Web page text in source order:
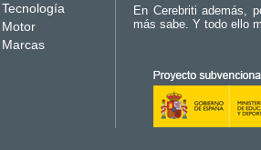
Tecnología
Motor
Marcas
En Cerebriti además,
más sabe. Y todo ello